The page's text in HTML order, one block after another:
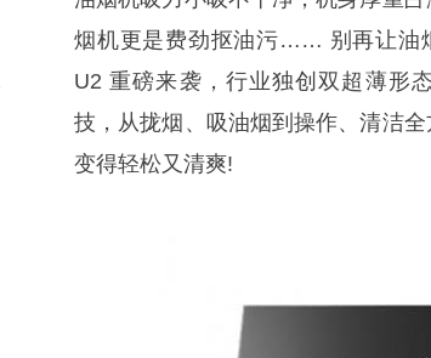
烟机更是费劲抠油污…… 别再让油
U2 重磅来袭，行业独创双超薄形
技，从拢烟、吸油烟到操作、清洁
变得轻松又清爽!